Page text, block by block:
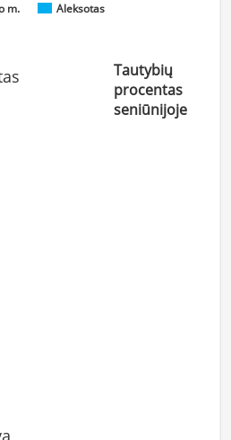
m. Aleksotas
Tautybių
procentas
seniūnijoje